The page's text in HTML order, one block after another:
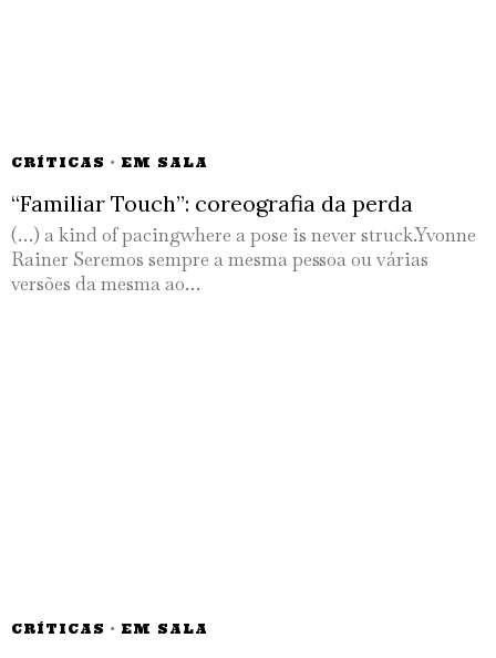
CRÍTICAS · EM SALA
“Familiar Touch”: coreografia da perda
(…) a kind of pacingwhere a pose is never struck.Yvonne
Rainer Seremos sempre a mesma pessoa ou várias
versões da mesma ao…
CRÍTICAS · EM SALA